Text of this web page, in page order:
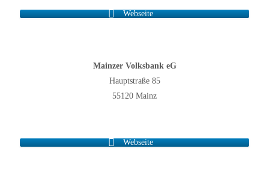
Webseite
Mainzer Volksbank eG
Hauptstraße 85
55120 Mainz
Webseite